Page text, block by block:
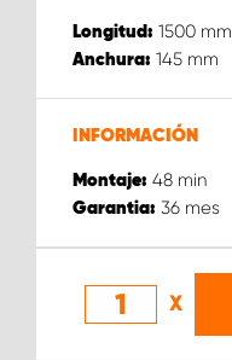
Longitud: 1500 mm
Anchura: 145 mm
INFORMACIÓN
Montaje: 48 min
Garantia: 36 mes
X